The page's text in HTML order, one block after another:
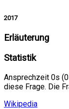
2017
Erläuterung
Statistik
Ansprechzeit 0s
diese Frage. Die
Wikipedia